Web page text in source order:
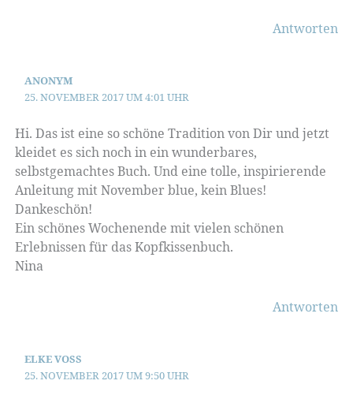
Antworten
ANONYM
25. NOVEMBER 2017 UM 4:01 UHR
Hi. Das ist eine so schöne Tradition von Dir und jetzt
kleidet es sich noch in ein wunderbares,
selbstgemachtes Buch. Und eine tolle, inspirierende
Anleitung mit November blue, kein Blues!
Dankeschön!
Ein schönes Wochenende mit vielen schönen
Erlebnissen für das Kopfkissenbuch.
Nina
Antworten
ELKE VOSS
25. NOVEMBER 2017 UM 9:50 UHR